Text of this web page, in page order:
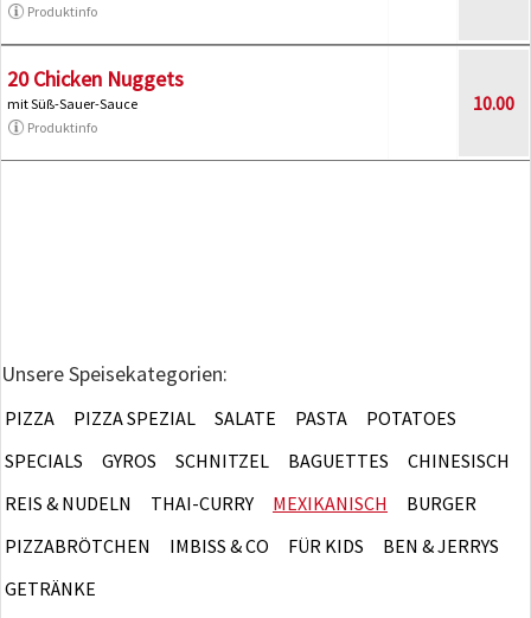
Produktinfo
20 Chicken Nuggets
mit Süß-Sauer-Sauce
Produktinfo
10.00
Unsere Speisekategorien:
PIZZA PIZZA SPEZIAL SALATE PASTA
POTATOES
SPECIALS
GYROS SCHNITZEL BAGUETTES
CHINESISCH
REIS & NUDELN
THAI-CURRY MEXIKANISCH
BURGER
PIZZABRÖTCHEN
IMBISS & CO FÜR KIDS
BEN & JERRYS
GETRÄNKE